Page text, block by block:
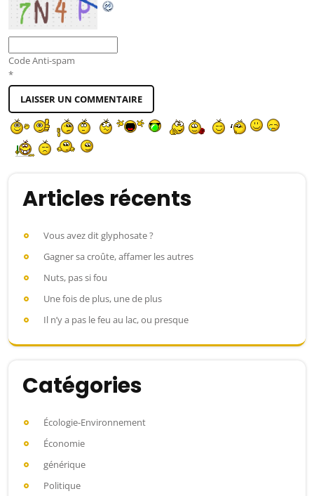
Code Anti-spam
*
Articles récents
Vous avez dit glyphosate ?
Gagner sa croûte, affamer les autres
Nuts, pas si fou
Une fois de plus, une de plus
Il n’y a pas le feu au lac, ou presque
Catégories
Écologie-Environnement
Économie
générique
Politique